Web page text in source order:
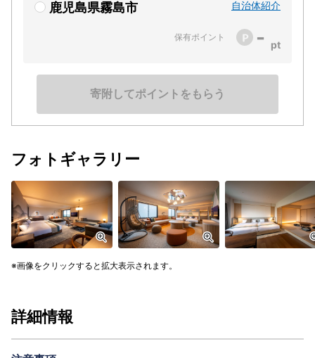
鹿児島県霧島市 自治体紹介
保有ポイント -
寄附してポイントをもらう
フォトギャラリー
画像をクリックすると拡大表示されます。
詳細情報